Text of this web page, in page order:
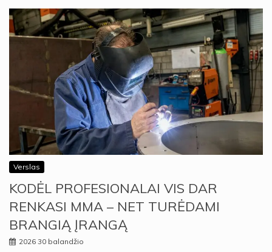
Verslas
KODĖL PROFESIONALAI VIS DAR
RENKASI MMA – NET TURĖDAMI
BRANGIĄ ĮRANGĄ
2026 30 balandžio